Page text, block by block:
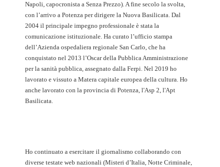
Napoli, capocronista a Senza Prezzo). A fine secolo la svolta,
con l’arrivo a Potenza per dirigere la Nuova Basilicata. Dal
2004 il principale impegno professionale è stata la
comunicazione istituzionale. Ha curato l’ufficio stampa
dell’Azienda ospedaliera regionale San Carlo, che ha
conquistato nel 2013 l’Oscar della Pubblica Amministrazione
per la sanità pubblica, assegnato dalla Ferpi. Nel 2019 ho
lavorato e vissuto a Matera capitale europea della cultura. Ho
anche lavorato con la provincia di Potenza, l'Asp 2, l'Apt
Basilicata.
Ho continuato a esercitare il giornalismo collaborando con
diverse testate web nazionali (Misteri d’Italia, Notte Criminale,